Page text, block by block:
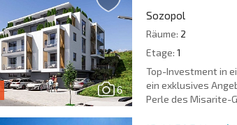
6
Sozopol
Räume: 2
Etage: 1
Top-Investment in
ein exklusives
Perle des Misarite-